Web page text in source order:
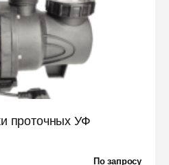
проточных УФ
По запросу